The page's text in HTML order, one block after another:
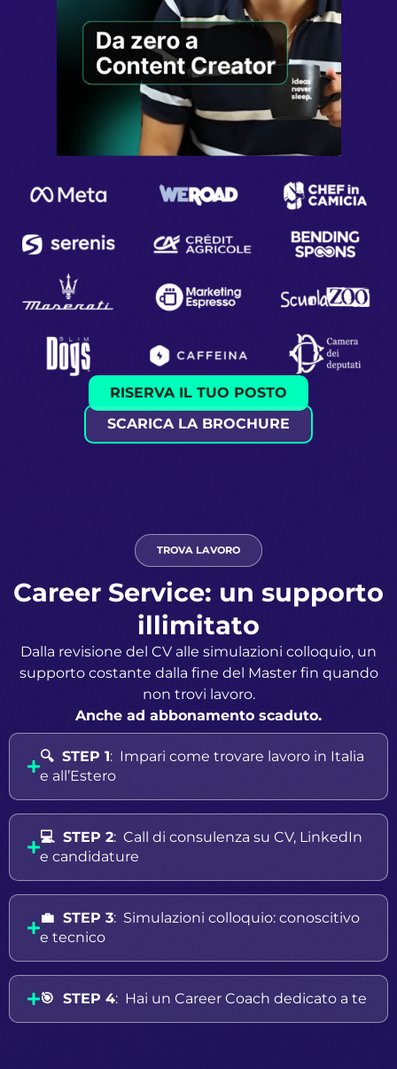
RISERVA IL TUO POSTO
SCARICA LA BROCHURE
TROVA LAVORO
Career Service: un supporto
illimitato
Dalla revisione del CV alle simulazioni colloquio, un
supporto costante dalla fine del Master fin quando
non trovi lavoro.
Anche ad abbonamento scaduto.
🔍 STEP 1: Impari come trovare lavoro in Italia
e all’Estero
💻 STEP 2: Call di consulenza su CV, LinkedIn
e candidature
💼 STEP 3: Simulazioni colloquio: conoscitivo
e tecnico
🎯 STEP 4: Hai un Career Coach dedicato a te